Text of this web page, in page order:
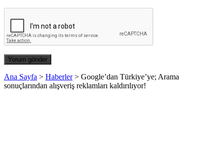
Ana Sayfa > Haberler > Google’dan Türkiye’ye; Arama
sonuçlarından alışveriş reklamları kaldırılıyor!